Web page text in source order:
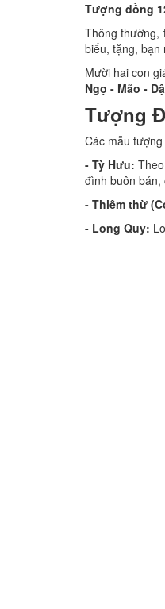
Tượng đồng
Thông thường,
biếu, tặng, bạn
Mười hai con
Ngọ - Mão -
Tượng
Các mẫu
- Tỳ Hưu:
đình buôn bán,
- Thiềm thừ
- Long Quy: